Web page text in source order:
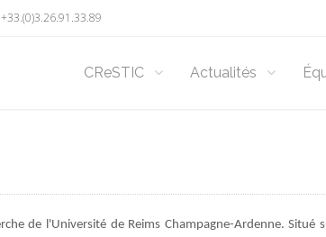
+33.(0)3.26.91.33.89
CReSTIC Actualités
de l'Université de Reims Champagne-Ardenne. Situé